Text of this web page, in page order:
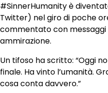
#SinnerHumanity è
Twitter) nel giro di poche
commentato con messaggi
ammirazione.
Un tifoso ha scritto: “Oggi
finale. Ha vinto l’umanità.
cosa conta davvero.”